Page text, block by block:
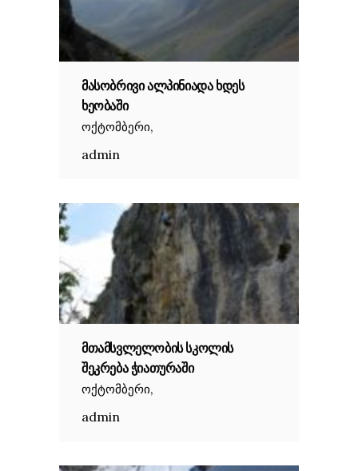
ᲛᲐᲡᲝᲑᲠᲘᲕᲘ ᲐᲚᲞᲘᲜᲘᲐᲓᲐ ᲮᲓᲔᲡ
ᲮᲔᲝᲑᲐᲨᲘ
ოქტომბერი,
admin
ᲛᲗᲐᲛᲡᲕᲚᲔᲚᲝᲑᲘᲡ ᲡᲙᲝᲚᲘᲡ
ᲨᲔᲙᲠᲔᲑᲐ ᲭᲘᲐᲗᲣᲠᲐᲨᲘ
ოქტომბერი,
admin